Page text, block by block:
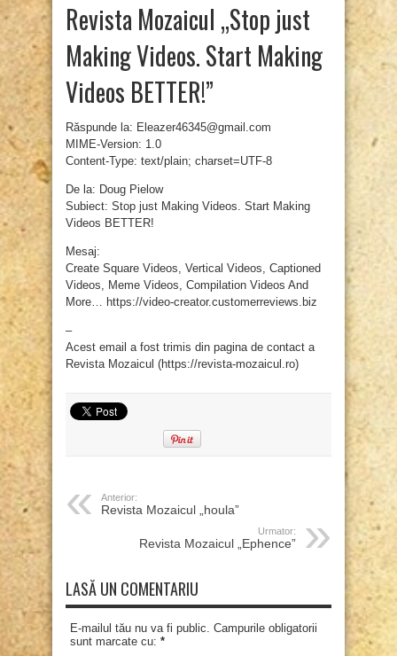
Revista Mozaicul „Stop just
Making Videos. Start Making
Videos BETTER!”
Răspunde la: Eleazer46345@gmail.com
MIME-Version: 1.0
Content-Type: text/plain; charset=UTF-8
De la: Doug Pielow
Subiect: Stop just Making Videos. Start Making
Videos BETTER!
Mesaj:
Create Square Videos, Vertical Videos, Captioned
Videos, Meme Videos, Compilation Videos And
More… https://video-creator.customerreviews.biz
–
Acest email a fost trimis din pagina de contact a
Revista Mozaicul (https://revista-mozaicul.ro)
Anterior:
Revista Mozaicul „houla”
Urmator:
Revista Mozaicul „Ephence”
LASĂ UN COMENTARIU
E-mailul tău nu va fi public. Campurile obligatorii
sunt marcate cu: *